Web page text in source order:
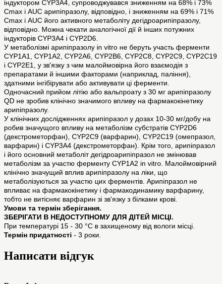
індуктором CYP3A4, супроводжувався зниженням на 68% і 73%
Cmax і AUC арипіпразолу, відповідно, і зниженням на 69% і 71%
Cmax і AUC його активного метаболіту дегідроарипіпразолу,
відповідно. Можна чекати аналогічної дії й інших потужних
індукторів CYP3A4 і CYP2D6.
У метаболізмі арипіпразолу in vitro не беруть участь ферменти
CYP1A1, CYP1A2, CYP2A6, CYP2B6, CYP2C8, CYP2C9, CYP2C19
і CYP2E1, у зв'язку з чим малоймовірна його взаємодія з
препаратами й іншими факторами (наприклад, паління),
здатними інгібірувати або активувати ці ферменти.
Одночасний прийом літію або вальпроату з 30 мг арипіпразолу
QD не зробив клінічно значимого впливу на фармакокінетику
арипіпразолу.
У клінічних дослідженнях арипіпразол у дозах 10-30 мг/добу на
робив значущого впливу на метаболізм субстратів CYP2D6
(декстрометорфан), CYP2C9 (варфарин), CYP2C19 (омепразол,
варфарин) і CYP3A4 (декстрометорфан). Крім того, арипіпразол
і його основний метаболіт дегідроарипіпразол не змінював
метаболізм за участю ферменту CYP1A2 in vitro. Малоймовірний
клінічно значущий вплив арипіпразолу на ліки, що
метаболізуються за участю цих ферментів. Арипіпразол не
впливає на фармакокінетику і фармакодинамику варфарину,
тобто не витісняє варфарин зі зв'язку з білками крові.
Умови та термін зберігання.
ЗБЕРІГАТИ В НЕДОСТУПНОМУ ДЛЯ ДІТЕЙ МІСЦІ.
При температурі 15 - 30 °С в захищеному від вологи місці.
Термін придатності - 3 роки.
Написати відгук